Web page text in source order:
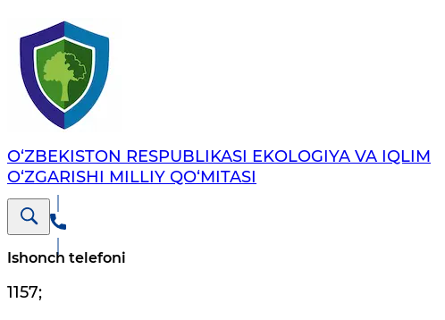
O‘ZBEKISTON RESPUBLIKASI EKOLOGIYA VA IQLIM
O‘ZGARISHI MILLIY QO‘MITASI
Ishonch telefoni
1157;